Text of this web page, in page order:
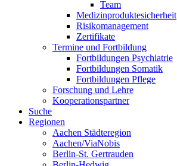
Team
Medizinproduktesicherheit
Risikomanagement
Zertifikate
Termine und Fortbildung
Fortbildungen Psychiatrie
Fortbildungen Somatik
Fortbildungen Pflege
Forschung und Lehre
Kooperationspartner
Suche
Regionen
Aachen Städteregion
Aachen/ViaNobis
Berlin-St. Gertrauden